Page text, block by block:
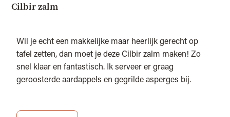
Cilbir zalm
Wil je echt een makkelijke maar heerlijk gerecht op
tafel zetten, dan moet je deze Cilbir zalm maken! Zo
snel klaar en fantastisch. Ik serveer er graag
geroosterde aardappels en gegrilde asperges bij.